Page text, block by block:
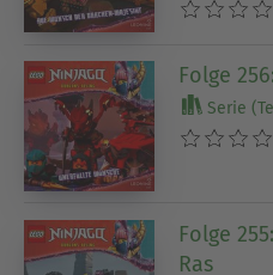
Folge
Serie
Folge
Ras